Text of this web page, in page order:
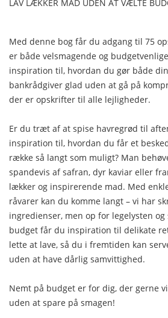
LAV LÆKKER MAD UDEN AT VÆLTE
Med denne bog får du adgang til 75
er både velsmagende og
inspiration til, hvordan du gør både
bankrådgiver glad uden at gå på
der er opskrifter til alle lejligheder.
Er du træt af at spise havregrød til
inspiration til, hvordan du får et
række så langt som muligt? Man
spandevis af safran, dyr kaviar eller
lækker og inspirerende mad. Med
råvarer kan du komme langt – vi har
ingredienser, men op for legelysten
budget får du inspiration til delikate
lette at lave, så du i fremtiden kan
uden at have dårlig samvittighed.
Nemt på budget er for dig, der gerne
uden at spare på smagen!